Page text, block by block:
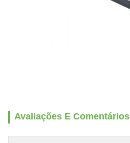
Avaliações E Comentários